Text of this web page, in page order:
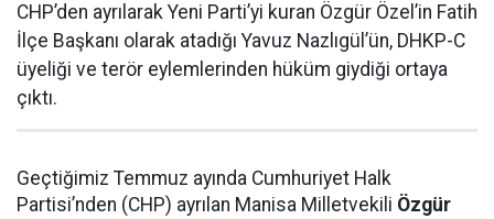
CHP’den ayrılarak Yeni Parti’yi kuran Özgür Özel’in Fatih
İlçe Başkanı olarak atadığı Yavuz Nazlıgül’ün, DHKP-C
üyeliği ve terör eylemlerinden hüküm giydiği ortaya
çıktı.
Geçtiğimiz Temmuz ayında Cumhuriyet Halk
Partisi’nden (CHP) ayrılan Manisa Milletvekili Özgür